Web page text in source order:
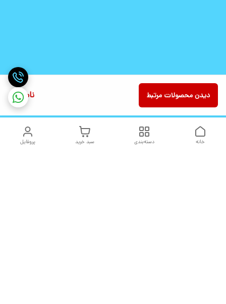
ناموجود دیدن محصولات مرتبط
پروفایل سبد خرید دسته‌بندی خانه